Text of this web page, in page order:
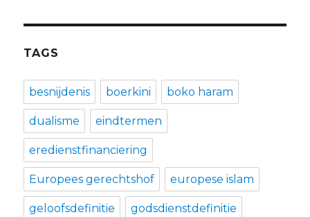
TAGS
besnijdenis boerkini boko haram
dualisme eindtermen
eredienstfinanciering
Europees gerechtshof europese islam
geloofsdefinitie godsdienstdefinitie